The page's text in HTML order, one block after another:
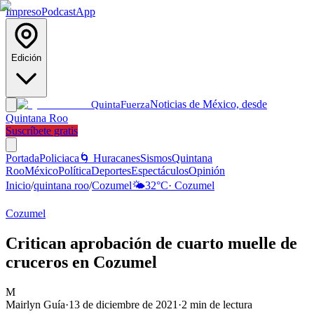
ImpresoPodcastApp
Edición
QuintaFuerzaNoticias de México, desde
Quintana Roo
Suscríbete gratis
PortadaPoliciaca 🌀 HuracanesSismosQuintana
RooMéxicoPolíticaDeportesEspectáculosOpinión
Inicio/quintana roo/Cozumel🌤️32°C· Cozumel
Cozumel
Critican aprobación de cuarto muelle de
cruceros en Cozumel
M
Mairlyn Guía·13 de diciembre de 2021 ·2 min de lectura